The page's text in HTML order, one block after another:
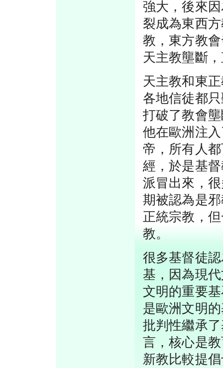
強大，後來
裂成為東西
教，東方教
天主教壟斷
天主教和東
各地信徒都
打破了教會
他在歐洲注
帝，所有人
經，於是基
派冒出來，
期被認為是
正統宗教，
教。
很多基督徒
基，因為現
文明的重要
是歐洲文明
批判性繼承
言，核心是
新教比較提